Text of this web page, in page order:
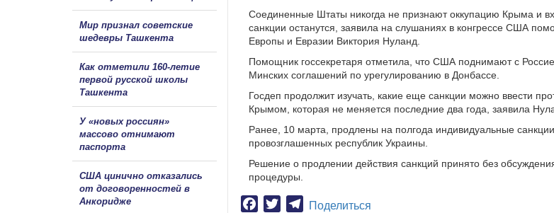
Соединенные Штаты никогда не признают оккупацию Крыма и
санкции останутся, заявила на слушаниях в конгрессе США
Европы и Евразии Виктория Нуланд.
Помощник госсекретаря отметила, что США поднимают с
Минских соглашений по урегулированию в Донбассе.
Госдеп продолжит изучать, какие еще санкции можно ввести
Крымом, которая не меняется последние два года, заявила
Ранее, 10 марта, продлены на полгода индивидуальные
провозглашенных республик Украины.
Решение о продлении действия санкций принято без
процедуры.
Facebook
TwitterTelegram
Поделиться
Мир признал советские
шедевры Ташкента
Как отметили 160-летие
первой русской школы
Ташкента
У «новых россиян»
массово отнимают
паспорта
США цинично отказались
от договоренностей в
Анкоридже